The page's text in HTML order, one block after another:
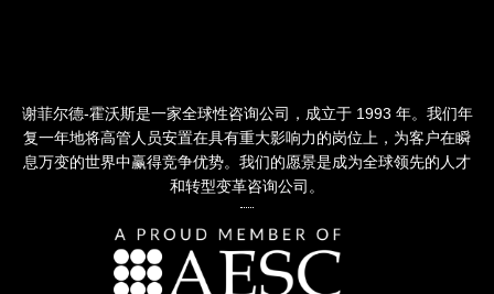
谢菲尔德-霍沃斯是一家全球性咨询公司，成立于 1993 年。我们年
复一年地将高管人员安置在具有重大影响力的岗位上，为客户在瞬
息万变的世界中赢得竞争优势。我们的愿景是成为全球领先的人才
和转型变革咨询公司。